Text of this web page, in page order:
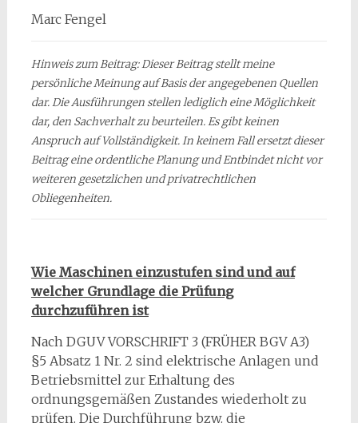
Marc Fengel
Hinweis zum Beitrag:Dieser Beitrag stellt meine
persönliche Meinung auf Basis der angegebenen Quellen
dar. Die Ausführungen stellen lediglich eine Möglichkeit
dar, den Sachverhalt zu beurteilen. Es gibt keinen
Anspruch auf Vollständigkeit. In keinem Fall ersetzt dieser
Beitrag eine ordentliche Planung und Entbindet nicht vor
weiteren gesetzlichen und privatrechtlichen
Obliegenheiten.
Wie Maschinen einzustufen sind und auf
welcher Grundlage die Prüfung
durchzuführen ist
Nach DGUV VORSCHRIFT 3 (FRÜHER BGV A3)
§5 Absatz 1 Nr. 2 sind elektrische Anlagen und
Betriebsmittel zur Erhaltung des
ordnungsgemäßen Zustandes wiederholt zu
prüfen. Die Durchführung bzw. die